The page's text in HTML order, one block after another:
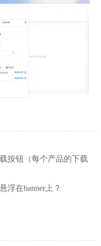
按钮（每个产品的下载
浮在banner上？
和子
2023/12/07